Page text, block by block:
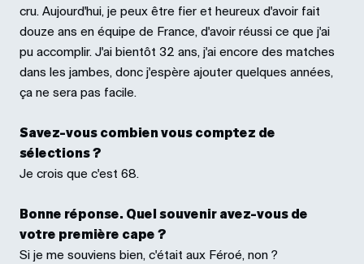
cru. Aujourd'hui, je peux être fier et heureux d'avoir fait
douze ans en équipe de France, d'avoir réussi ce que j'ai
pu accomplir. J'ai bientôt 32 ans, j'ai encore des matches
dans les jambes, donc j'espère ajouter quelques années,
ça ne sera pas facile.
Savez-vous combien vous comptez de
sélections ?
Je crois que c'est 68.
Bonne réponse. Quel souvenir avez-vous de
votre première cape ?
Si je me souviens bien, c'était aux Féroé, non ?